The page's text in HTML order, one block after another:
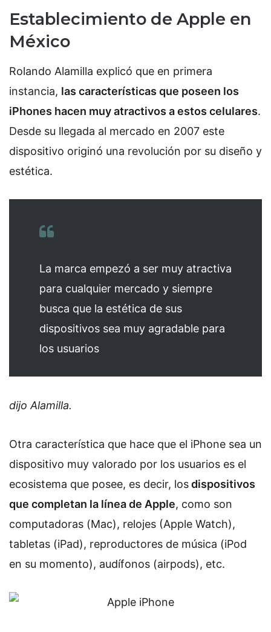
Establecimiento de Apple en
México
Rolando Alamilla explicó que en primera
instancia, las características que poseen los
iPhones hacen muy atractivos a estos celulares.
Desde su llegada al mercado en 2007 este
dispositivo originó una revolución por su diseño y
estética.
La marca empezó a ser muy atractiva
para cualquier mercado y siempre
busca que la estética de sus
dispositivos sea muy agradable para
los usuarios
dijo Alamilla.
Otra característica que hace que el iPhone sea un
dispositivo muy valorado por los usuarios es el
ecosistema que posee, es decir, losdispositivos
que completan la línea de Apple, como son
computadoras (Mac), relojes (Apple Watch),
tabletas (iPad), reproductores de música (iPod
en su momento), audífonos (airpods), etc.